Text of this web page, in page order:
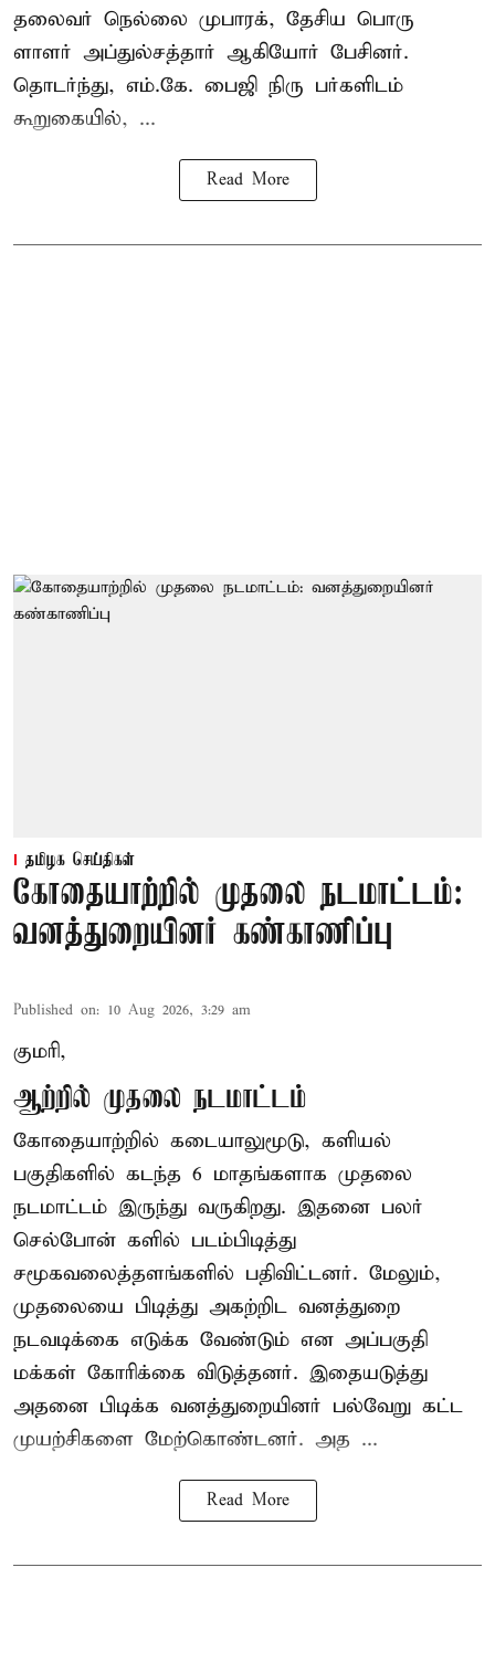
தலைவர் நெல்லை முபாரக், தேசிய பொரு
ளாளர் அப்துல்சத்தார் ஆகியோர் பேசினர்.
தொடர்ந்து, எம்.கே. பைஜி நிரு பர்களிடம்
கூறுகையில், ...
Read More
தமிழக செய்திகள்
கோதையாற்றில் முதலை நடமாட்டம்:
வனத்துறையினர் கண்காணிப்பு
Published on: 10 Aug 2026, 3:29 am
குமரி,
ஆற்றில் முதலை நடமாட்டம்
கோதையாற்றில் கடையாலுமூடு, களியல்
பகுதிகளில் கடந்த 6 மாதங்களாக முதலை
நடமாட்டம் இருந்து வருகிறது. இதனை பலர்
செல்போன் களில் படம்பிடித்து
சமூகவலைத்தளங்களில் பதிவிட்டனர். மேலும்,
முதலையை பிடித்து அகற்றிட வனத்துறை
நடவடிக்கை எடுக்க வேண்டும் என அப்பகுதி
மக்கள் கோரிக்கை விடுத்தனர். இதையடுத்து
அதனை பிடிக்க வனத்துறையினர் பல்வேறு கட்ட
முயற்சிகளை மேற்கொண்டனர். அத ...
Read More